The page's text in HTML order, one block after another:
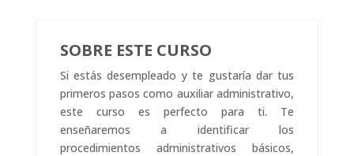
SOBRE ESTE CURSO
Si estás desempleado y te gustaría dar tus
primeros pasos como auxiliar administrativo,
este curso es perfecto para ti. Te
enseñaremos a identificar los
procedimientos administrativos básicos,